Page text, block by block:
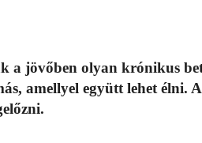
a jövőben olyan krónikus
amellyel együtt lehet élni.